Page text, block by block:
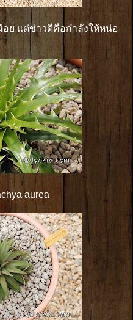
อย แต่ข่าวดีคือกำลังให้หน่อ
aurea